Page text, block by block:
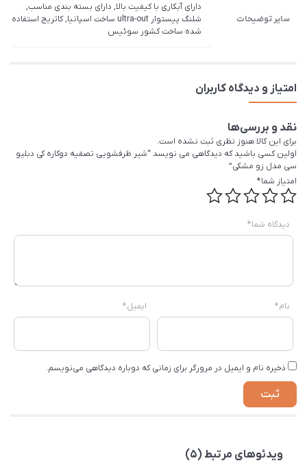
سایر توضیحات
دارای آبکاری با کیفیت بالا, دارای بسته بندی مناسب,
شلنگ پیستوار ultra-out ساخت اسپانیا, کاتریج استفاده
شده ساخت کشور سوئیس
امتیاز و دیدگاه کاربران
نقد و بررسی‌ها
برای این کالا هنوز نظری ثبت نشده است.
اولین کسی باشید که دیدگاهی می نویسد “شیر ظرفشویی تصفیه دوکاره کی دبلیو
سی مدل زو مشکی”
امتیاز شما*
دیدگاه شما*
نام* ایمیل*
ذخیره نام و ایمیل در مرورگر برای زمانی که دوباره دیدگاهی می‌نویسم.
ویدئوهای مرتبط (5)